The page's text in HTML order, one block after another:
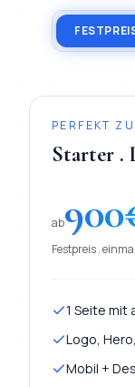
PERFEKT
Starter .
ab900
Festpreis .
1 Seite mit
Logo,
Mobil +